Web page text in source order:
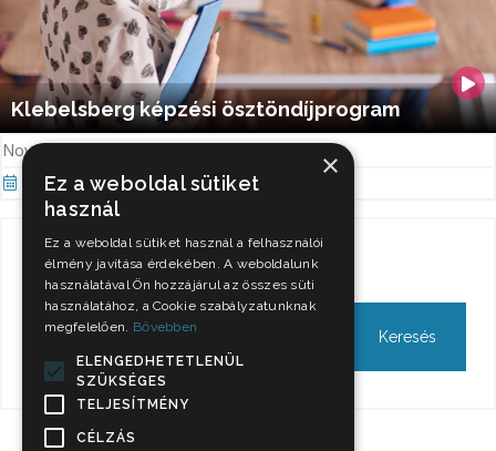
Klebelsberg képzési ösztöndíjprogram
November 8-ig még lehet jelentkezni!
Nov 4, 2021
Keresés
×
Ez a weboldal sütiket
használ
Ez a weboldal sütiket használ a felhasználói
élmény javítása érdekében. A weboldalunk
használatával Ön hozzájárul az összes süti
használatához, a Cookie szabályzatunknak
megfelelően. Bővebben
ELENGEDHETETLENÜL
SZÜKSÉGES
TELJESÍTMÉNY
CÉLZÁS